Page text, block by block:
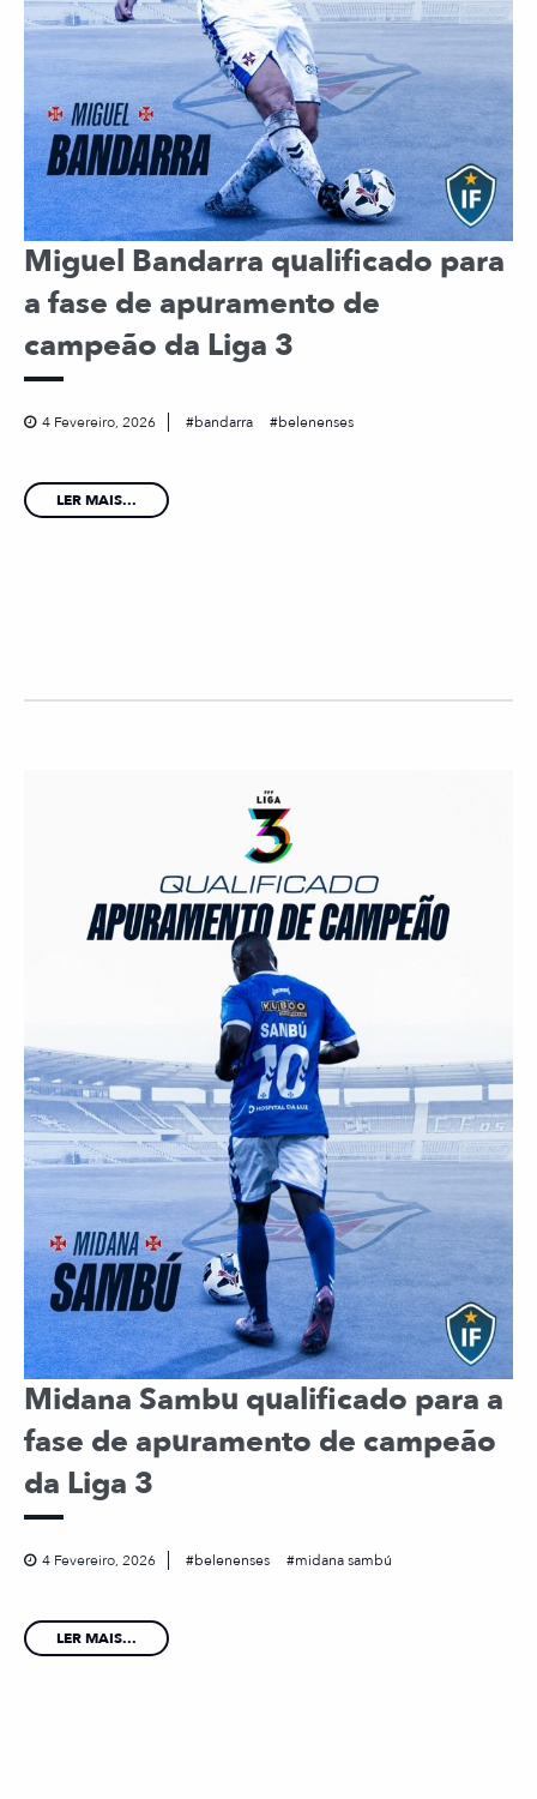
Miguel Bandarra qualificado para
a fase de apuramento de
campeão da Liga 3
4 Fevereiro, 2026 bandarra belenenses
LER MAIS...
Midana Sambu qualificado para a
fase de apuramento de campeão
da Liga 3
4 Fevereiro, 2026 belenenses midana sambú
LER MAIS...